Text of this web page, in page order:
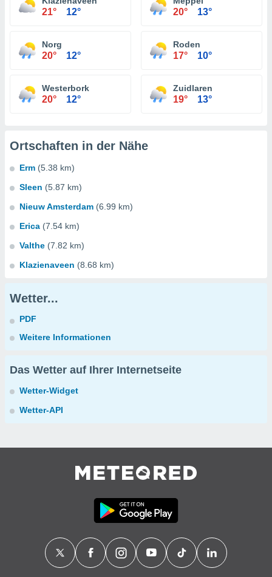
21° 12° 20° 13°
Norg
20° 12°
Roden
17° 10°
Westerbork
20° 12°
Zuidlaren
19° 13°
Ortschaften in der Nähe
Erm (5.38 km)
Sleen (5.87 km)
Nieuw Amsterdam (6.99 km)
Erica (7.54 km)
Valthe (7.82 km)
Klazienaveen (8.68 km)
Wetter...
PDF
Weitere Informationen
Das Wetter auf Ihrer Internetseite
Wetter-Widget
Wetter-API